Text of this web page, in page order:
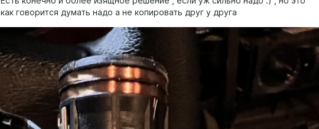
как говорится думать надо а не копировать друг у друга